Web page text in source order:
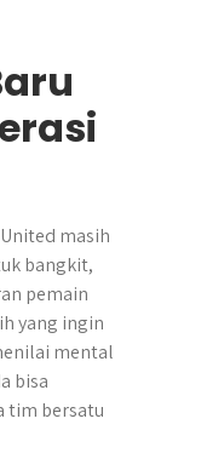
masih
bangkit,
pemain
yang ingin
mental
bisa
tim bersatu